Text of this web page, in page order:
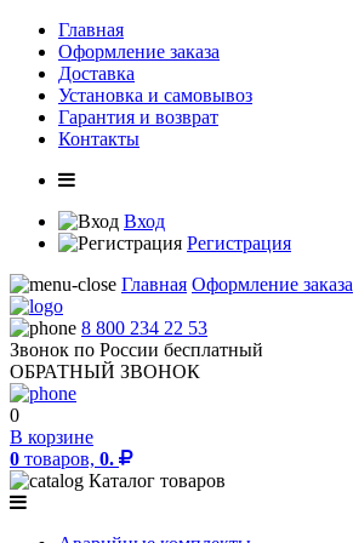
Главная
Оформление заказа
Доставка
Установка и самовывоз
Гарантия и возврат
Контакты
Вход
Регистрация
Главная Оформление заказа
8 800 234 22 53
Звонок по России бесплатный
ОБРАТНЫЙ ЗВОНОК
0
В корзине
0 товаров, 0.
Каталог товаров